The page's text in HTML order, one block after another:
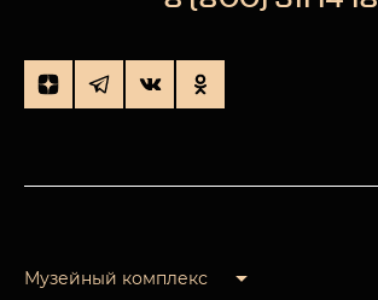
Музейный комплекс